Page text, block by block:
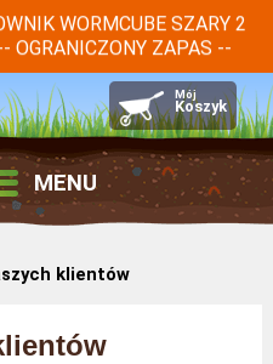
WORMCUBE SZARY 2
OGRANICZONY ZAPAS --
MENU
klientów